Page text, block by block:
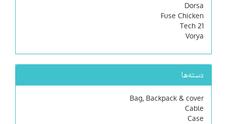
Dorsa
Fuse Chicken
Tech 21
Vorya
دسته‌ها
Bag, Backpack & cover
Cable
Case